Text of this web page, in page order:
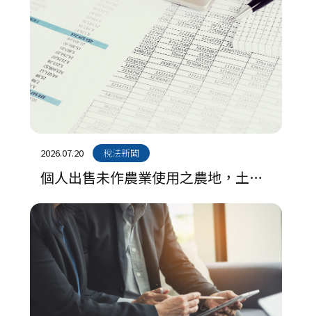
2026.07.20 稅法新聞
個人出售未作農業使用之農地，土地
增值稅可否列為移轉費用減除？